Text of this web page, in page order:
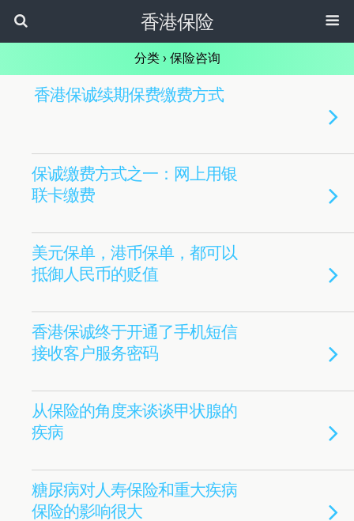
香港保险
分类 › 保险咨询
香港保诚续期保费缴费方式
保诚缴费方式之一：网上用银
联卡缴费
美元保单，港币保单，都可以
抵御人民币的贬值
香港保诚终于开通了手机短信
接收客户服务密码
从保险的角度来谈谈甲状腺的
疾病
糖尿病对人寿保险和重大疾病
保险的影响很大